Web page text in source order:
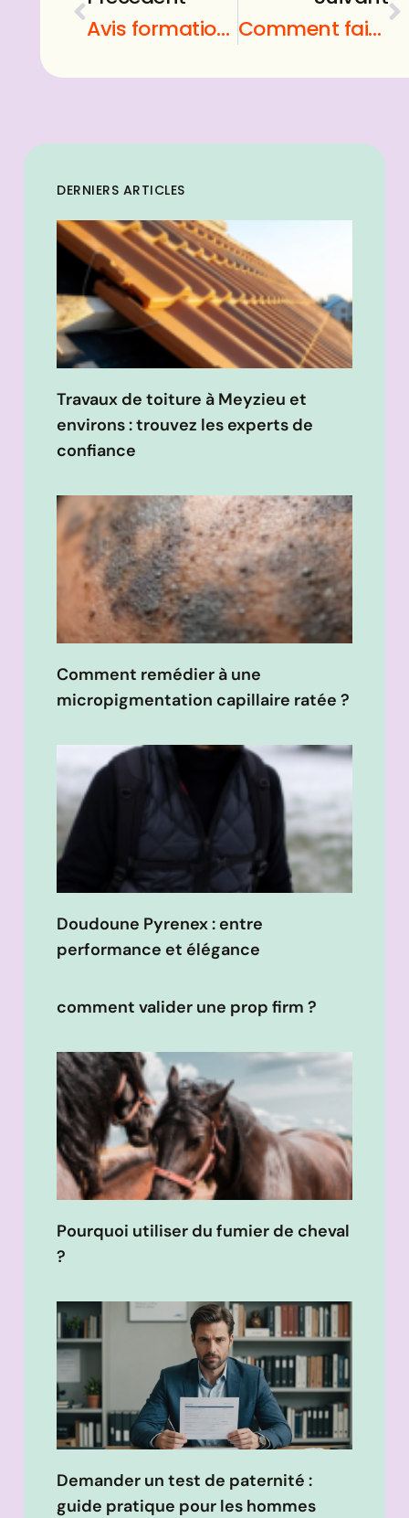
Avis formation offshore mastery
Comment faire une pergola en bois ?
DERNIERS ARTICLES
Travaux de toiture à Meyzieu et
environs : trouvez les experts de
confiance
Comment remédier à une
micropigmentation capillaire ratée ?
Doudoune Pyrenex : entre
performance et élégance
comment valider une prop firm ?
Pourquoi utiliser du fumier de cheval
?
Demander un test de paternité :
guide pratique pour les hommes